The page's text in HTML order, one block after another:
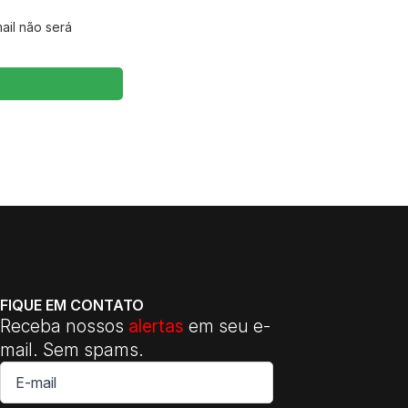
não será
FIQUE EM CONTATO
Receba nossos alertas em seu e-
mail. Sem spams.
E-
mail
*